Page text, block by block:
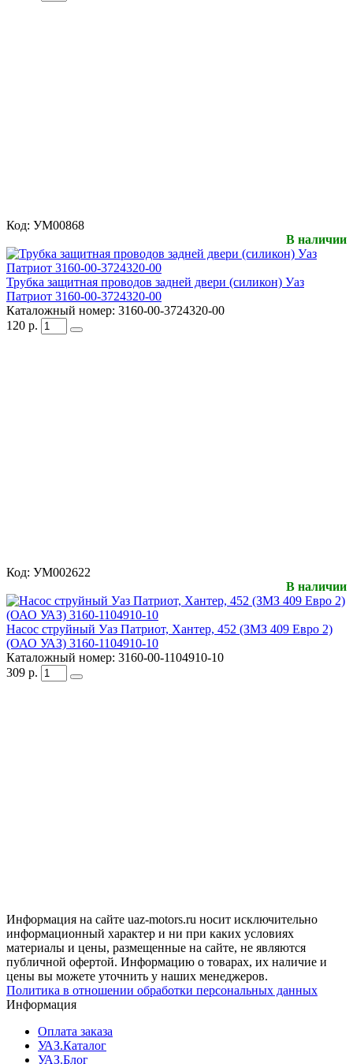
Код: УМ00868
В наличии
Трубка защитная проводов задней двери (силикон) Уаз
Патриот 3160-00-3724320-00
Каталожный номер: 3160-00-3724320-00
120 р.
Код: УМ002622
В наличии
Насос струйный Уаз Патриот, Хантер, 452 (ЗМЗ 409 Евро 2)
(ОАО УАЗ) 3160-1104910-10
Каталожный номер: 3160-00-1104910-10
309 р.
Информация на сайте uaz-motors.ru носит исключительно
информационный характер и ни при каких условиях
материалы и цены, размещенные на сайте, не являются
публичной офертой. Информацию о товарах, их наличие и
цены вы можете уточнить у наших менеджеров.
Политика в отношении обработки персональных данных
Информация
Оплата заказа
УАЗ.Каталог
УАЗ.Блог